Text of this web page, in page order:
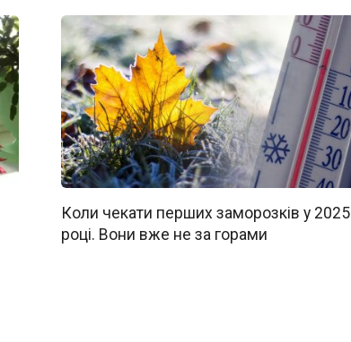
Коли чекати перших заморозків у 2025
році. Вони вже не за горами